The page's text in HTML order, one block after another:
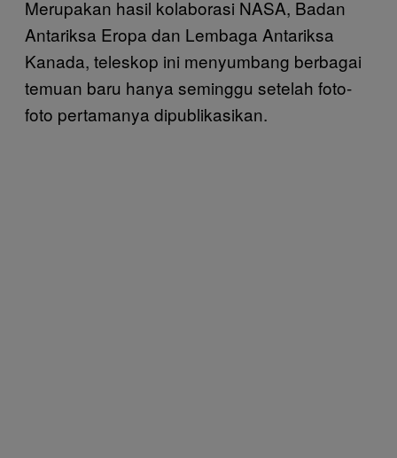
Merupakan hasil kolaborasi NASA, Badan
Antariksa Eropa dan Lembaga Antariksa
Kanada, teleskop ini menyumbang berbagai
temuan baru hanya seminggu setelah foto-
foto pertamanya dipublikasikan.